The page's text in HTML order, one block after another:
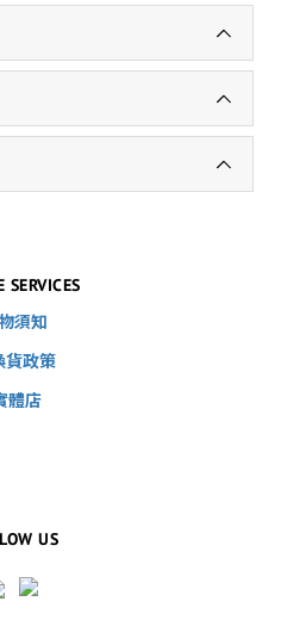
SERVICES
須知
貨政策
體店
US